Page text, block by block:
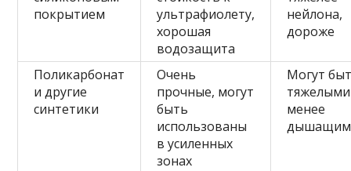
покрытием
ультрафиолету,
хорошая
водозащита
нейлона,
дороже
Поликарбонат
и другие
синтетики
Очень
прочные, могут
быть
использованы
в усиленных
зонах
Могут
менее